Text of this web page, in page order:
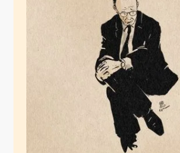
Der Gestrige
November 18, 2025